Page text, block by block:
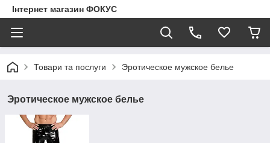
Інтернет магазин ФОКУС
Товари та послуги Эротическое мужское белье
Эротическое мужское белье